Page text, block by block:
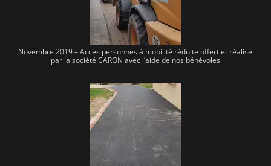
Novembre 2019 – Accès personnes à mobilité réduite offert et réalisé
par la société CARON avec l’aide de nos bénévoles